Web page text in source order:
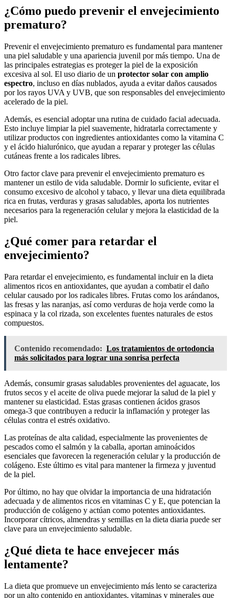
¿Cómo puedo prevenir el envejecimiento
prematuro?
Prevenir el envejecimiento prematuro es fundamental para mantener
una piel saludable y una apariencia juvenil por más tiempo. Una de
las principales estrategias es proteger la piel de la exposición
excesiva al sol. El uso diario de un protector solar con amplio
espectro, incluso en días nublados, ayuda a evitar daños causados
por los rayos UVA y UVB, que son responsables del envejecimiento
acelerado de la piel.
Además, es esencial adoptar una rutina de cuidado facial adecuada.
Esto incluye limpiar la piel suavemente, hidratarla correctamente y
utilizar productos con ingredientes antioxidantes como la vitamina C
y el ácido hialurónico, que ayudan a reparar y proteger las células
cutáneas frente a los radicales libres.
Otro factor clave para prevenir el envejecimiento prematuro es
mantener un estilo de vida saludable. Dormir lo suficiente, evitar el
consumo excesivo de alcohol y tabaco, y llevar una dieta equilibrada
rica en frutas, verduras y grasas saludables, aporta los nutrientes
necesarios para la regeneración celular y mejora la elasticidad de la
piel.
¿Qué comer para retardar el
envejecimiento?
Para retardar el envejecimiento, es fundamental incluir en la dieta
alimentos ricos en antioxidantes, que ayudan a combatir el daño
celular causado por los radicales libres. Frutas como los arándanos,
las fresas y las naranjas, así como verduras de hoja verde como la
espinaca y la col rizada, son excelentes fuentes naturales de estos
compuestos.
Contenido recomendado: Los tratamientos de ortodoncia
más solicitados para lograr una sonrisa perfecta
Además, consumir grasas saludables provenientes del aguacate, los
frutos secos y el aceite de oliva puede mejorar la salud de la piel y
mantener su elasticidad. Estas grasas contienen ácidos grasos
omega-3 que contribuyen a reducir la inflamación y proteger las
células contra el estrés oxidativo.
Las proteínas de alta calidad, especialmente las provenientes de
pescados como el salmón y la caballa, aportan aminoácidos
esenciales que favorecen la regeneración celular y la producción de
colágeno. Este último es vital para mantener la firmeza y juventud
de la piel.
Por último, no hay que olvidar la importancia de una hidratación
adecuada y de alimentos ricos en vitaminas C y E, que potencian la
producción de colágeno y actúan como potentes antioxidantes.
Incorporar cítricos, almendras y semillas en la dieta diaria puede ser
clave para un envejecimiento saludable.
¿Qué dieta te hace envejecer más
lentamente?
La dieta que promueve un envejecimiento más lento se caracteriza
por un alto contenido en antioxidantes, vitaminas y minerales que